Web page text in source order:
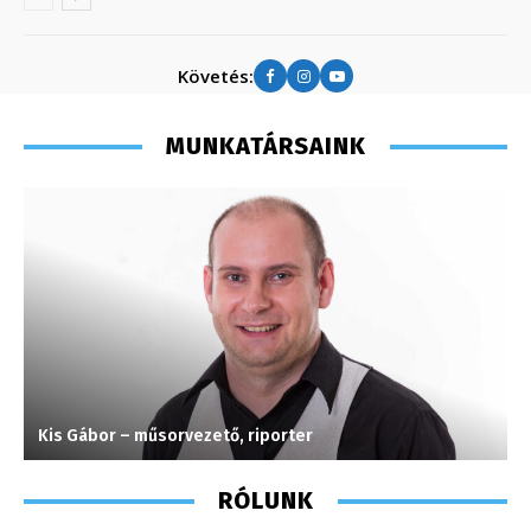
Követés:
MUNKATÁRSAINK
Kis Gábor – műsorvezető, riporter
RÓLUNK